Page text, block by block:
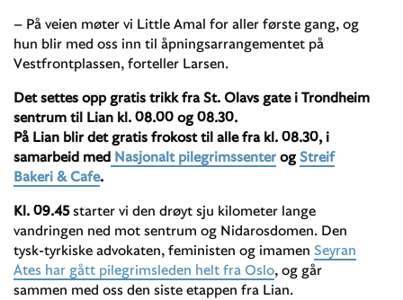
– På veien møter vi Little Amal for aller første gang, og
hun blir med oss inn til åpningsarrangementet på
Vestfrontplassen, forteller Larsen.
Det settes opp gratis trikk fra St. Olavs gate i Trondheim
sentrum til Lian kl. 08.00 og 08.30.
På Lian blir det gratis frokost til alle fra kl. 08.30, i
samarbeid med Nasjonalt pilegrimssenter og Streif
Bakeri & Cafe.
Kl. 09.45starter vi den drøyt sju kilometer lange
vandringen ned mot sentrum og Nidarosdomen. Den
tysk-tyrkiske advokaten, feministen og imamen Seyran
Ates har gått pilegrimsleden helt fra Oslo, og går
sammen med oss den siste etappen fra Lian.